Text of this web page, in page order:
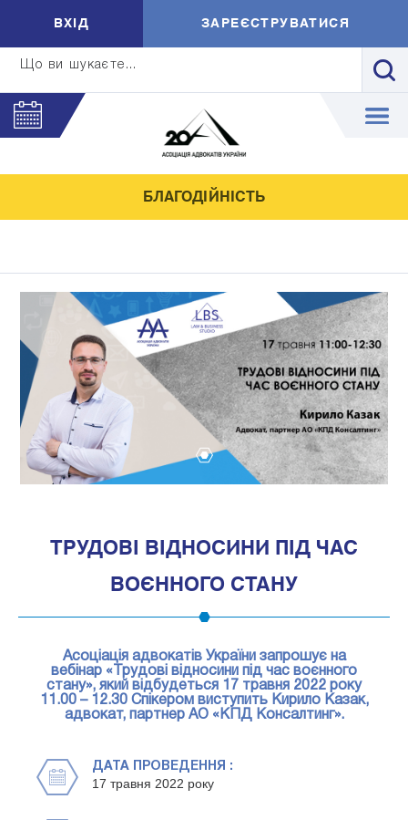
Що ви шукаєте...
ВXIД ЗАРЕЄСТРУВАТИСЯ
БЛАГОДІЙНІСТЬ
ТРУДОВІ ВІДНОСИНИ ПІД ЧАС
ВОЄННОГО СТАНУ
Асоціація адвокатів України запрошує на
вебінар «Трудові відносини під час воєнного
стану», який відбудеться 17 травня 2022 року
11.00 – 12.30 Спікером виступить Кирило Казак,
адвокат, партнер АО «КПД Консалтинг».
ДАТА ПРОВЕДЕННЯ :
17 травня 2022 року